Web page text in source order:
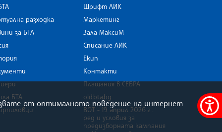
Меню
разходка
за БТА
БТА
Шрифт ЛИК
Маркетинг
Зала МаксиМ
Списание ЛИК
Екип
Контакти
Плащания в СЕБРА
old.bta.bg
ВОТ - 19 април 2026 г .
ред и условия за
предизборната кампания
от оптималното поведение на интернет